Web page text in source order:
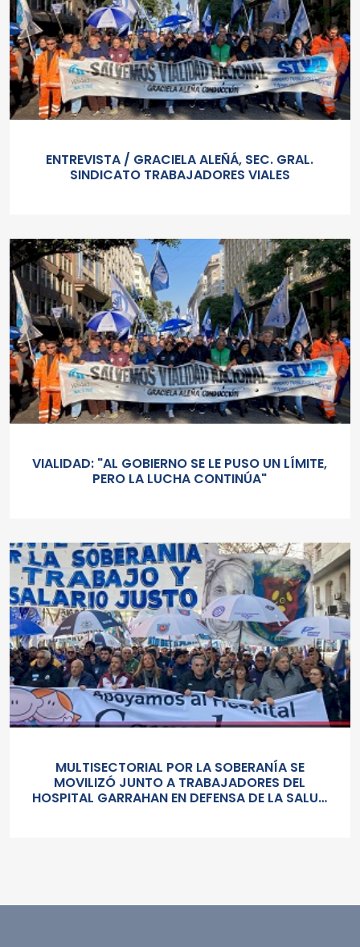
ENTREVISTA / GRACIELA ALEÑÁ, SEC. GRAL.
SINDICATO TRABAJADORES VIALES
VIALIDAD: "AL GOBIERNO SE LE PUSO UN LÍMITE,
PERO LA LUCHA CONTINÚA"
MULTISECTORIAL POR LA SOBERANÍA SE
MOVILIZÓ JUNTO A TRABAJADORES DEL
HOSPITAL GARRAHAN EN DEFENSA DE LA SALUD